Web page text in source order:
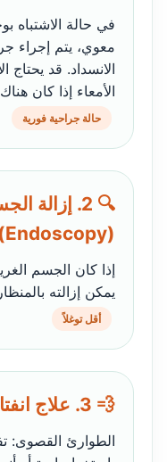
في حالة الاشتباه
معوي، يتم إجراء
الانسداد. قد
الأمعاء إذا كان
حالة جراحية فورية
🔍 2. إزالة
(Endoscopy)
إذا كان الجسم
يمكن إزالته
أقل توغلاً
💨 3. علاج انفتال المعدة (GDV)
الطوارئ القصوى: